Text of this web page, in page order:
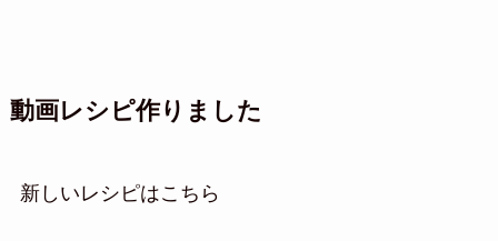
動画レシピ作りました
新しいレシピはこちら